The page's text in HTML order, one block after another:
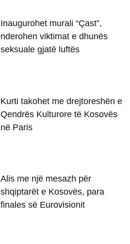
​Inaugurohet murali “Çast”,
nderohen viktimat e dhunës
seksuale gjatë luftës
Kurti takohet me drejtoreshën e
Qendrës Kulturore të Kosovës
në Paris
Alis me një mesazh për
shqiptarët e Kosovës, para
finales së Eurovisionit